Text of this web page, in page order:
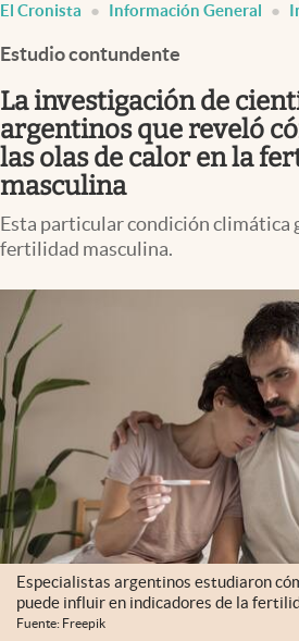
Mercados Online
Negocios
Columnistas
Otras secciones
Apertura
Infotechnology
Clase
Clima
Mundial 2026
Eventos Corporativos
El Cronista Studio
Mediakit
abre en nueva pestaña
Argentina
El Cronista Información General
Estudio contundente
La investigación de
argentinos que reveló
las olas de calor en la
masculina
Esta particular condición climática
fertilidad masculina.
Especialistas argentinos estudiaron
puede influir en indicadores de la
Fuente: Freepik